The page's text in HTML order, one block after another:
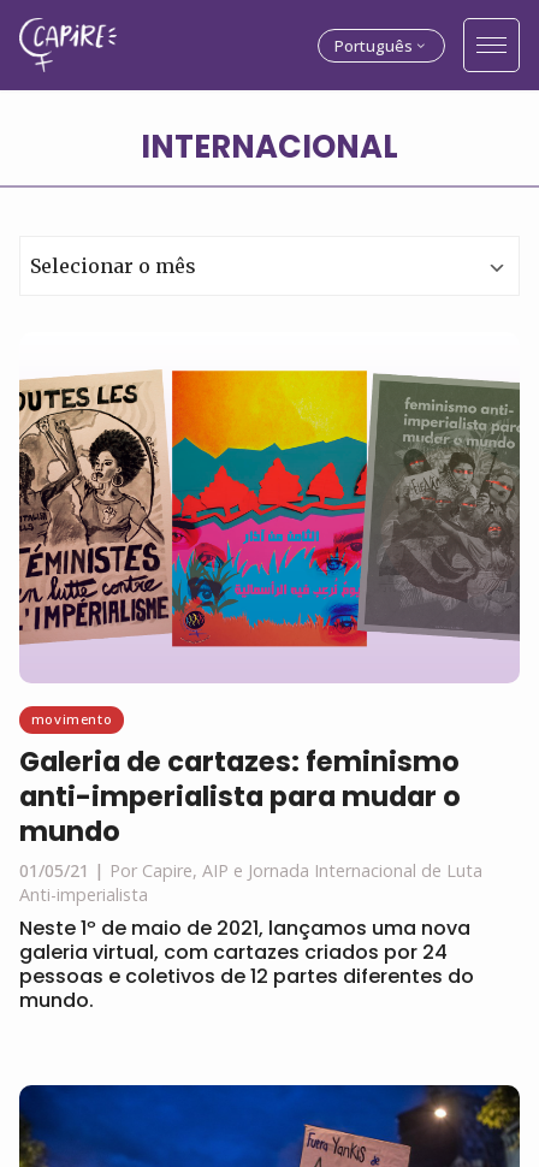
Português
movimento
Galeria de cartazes: feminismo
anti-imperialista para mudar o
mundo
01/05/21
Por Capire, AIP e Jornada Internacional de Luta
Anti-imperialista
Neste 1º de maio de 2021, lançamos uma nova
galeria virtual, com cartazes criados por 24
pessoas e coletivos de 12 partes diferentes do
mundo.